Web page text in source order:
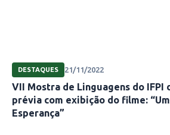
DESTAQUES 21/11/2022
VII Mostra de Linguagens do IFPI
prévia com exibição do filme:
Esperança”